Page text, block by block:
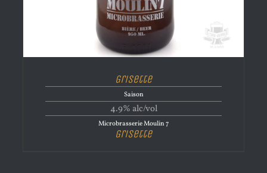
Grisette
Saison
4.9% alc/vol
Microbrasserie Moulin 7
Grisette